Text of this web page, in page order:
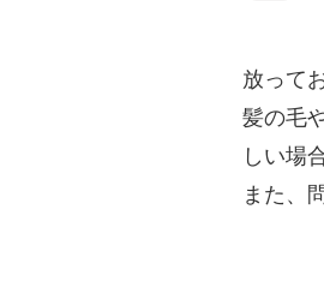
放って
髪の毛
しい場
また、